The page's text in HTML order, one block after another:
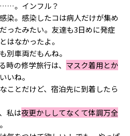
。インフル？
染。感染したコは病人だけが集め
ったみたい。友達も3日めに発症
はなかったよ。
別車両だもんね。
時の修学旅行は、 マスク着用とか
いね。
ことだけど、宿泊先に到着したら
私は夜更かししてなくて体調万全